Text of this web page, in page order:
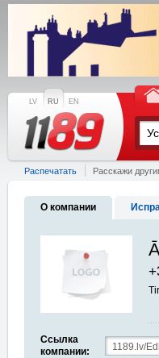
LV RU EN
Распечатать Расскажи
О компании
Ссылка
компании: